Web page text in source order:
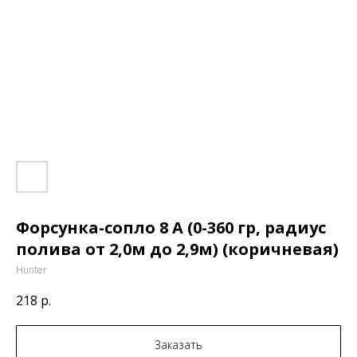
Форсунка-сопло 8 A (0-360 гр, радиус
полива от 2,0м до 2,9м) (коричневая)
Hunter
218 р.
Заказать